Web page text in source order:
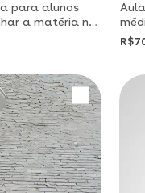
para alunos
a matéria na